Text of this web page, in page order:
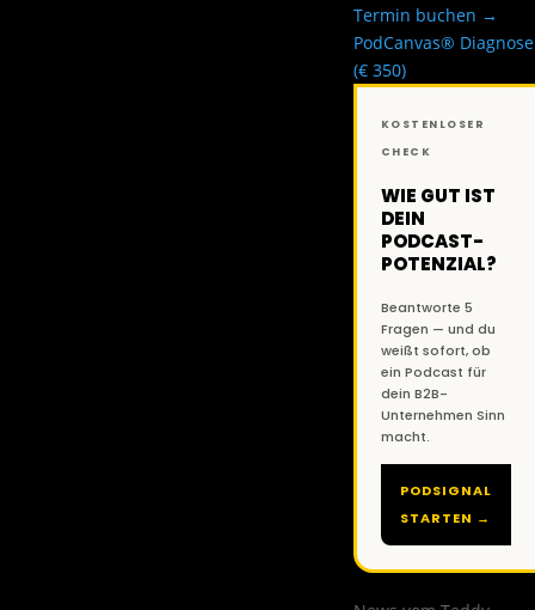
Termin buchen →
PodCanvas® Diagnose
(€ 350)
KOSTENLOSER
CHECK
WIE GUT IST
DEIN
PODCAST-
POTENZIAL?
Beantworte 5
Fragen — und du
weißt sofort, ob
ein Podcast für
dein B2B-
Unternehmen Sinn
macht.
PODSIGNAL
STARTEN →